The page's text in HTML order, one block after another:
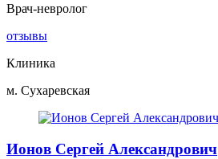
Врач-невролог
отзывы
Клиника
м. Сухаревская
Ионов Сергей Александрович